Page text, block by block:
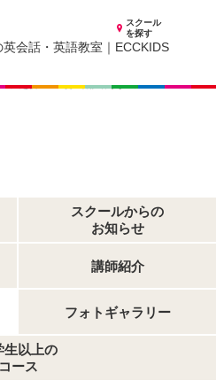
スクール
を探す
川越校
生徒・保護者さまの声
スクールからの
お知らせ
講師紹介
フォトギャラリー
生以上の
コース